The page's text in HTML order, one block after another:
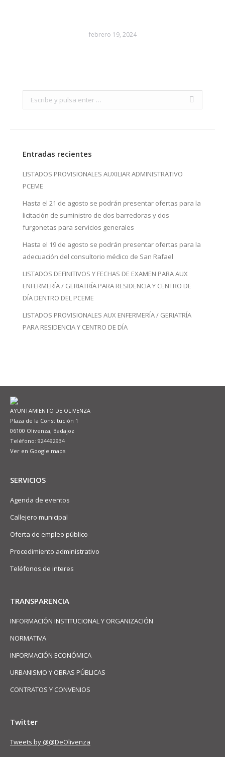
febrero 19, 2024
Search:
Entradas recientes
LISTADOS PROVISIONALES AUXILIAR ADMINISTRATIVO
PCEME
Hasta el 21 de agosto se podrán presentar ofertas para la
licitación de suministro de dos barredoras y dos
furgonetas para servicios generales
Hasta el 19 de agosto se podrán presentar ofertas para la
adecuación del consultorio médico de San Rafael
LISTADOS DEFINITIVOS Y FECHAS DE EXAMEN PARA AUX
ENFERMERÍA / GERIATRÍA PARA RESIDENCIA Y CENTRO DE
DÍA DENTRO DEL PCEME
LISTADOS PROVISIONALES AUX ENFERMERÍA / GERIATRÍA
PARA RESIDENCIA Y CENTRO DE DÍA
AYUNTAMIENTO DE OLIVENZA
Plaza de la Constitución 1
06100 Olivenza, Badajoz
Teléfono: 924492934
Ver en Google maps
SERVICIOS
Agenda de eventos
Callejero municipal
Oferta de empleo público
Procedimiento administrativo
Teléfonos de interes
TRANSPARENCIA
INFORMACIÓN INSTITUCIONAL Y ORGANIZACIÓN
NORMATIVA
INFORMACIÓN ECONÓMICA
URBANISMO Y OBRAS PÚBLICAS
CONTRATOS Y CONVENIOS
Twitter
Tweets by @@DeOlivenza